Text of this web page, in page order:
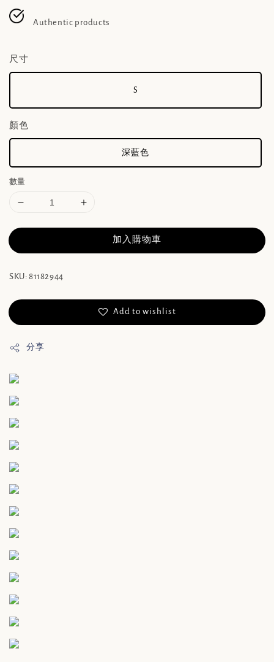
Authentic products
尺寸
S
顏色
深藍色
數量
加入購物車
SKU: 81182944
Add to wishlist
分享